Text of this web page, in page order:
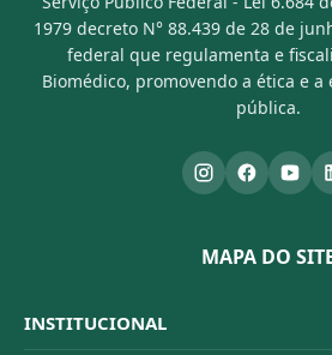
1979 decreto N° 88.439 de 28 de
federal que regulamenta e
Biomédico, promovendo a ética e a
pública.
MAPA DO
INSTITUCIONAL